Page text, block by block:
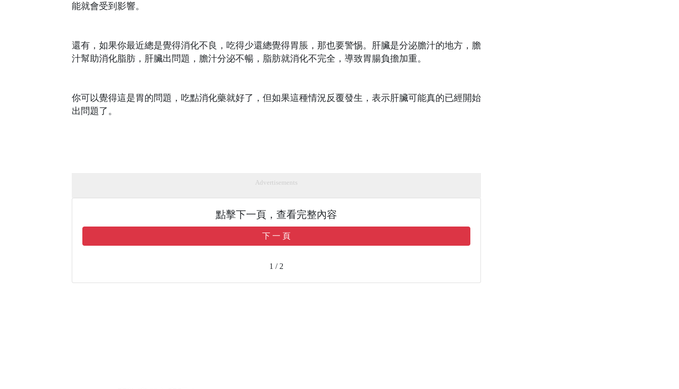
能就會受到影響。
還有，如果你最近總是覺得消化不良，吃得少還總覺得胃脹，那也要警惕。肝臟是分泌膽汁的地方，膽
汁幫助消化脂肪，肝臟出問題，膽汁分泌不暢，脂肪就消化不完全，導致胃腸負擔加重。
你可以覺得這是胃的問題，吃點消化藥就好了，但如果這種情況反覆發生，表示肝臟可能真的已經開始
出問題了。
Advertisements
點擊下一頁，查看完整內容
下 一 頁
1 / 2